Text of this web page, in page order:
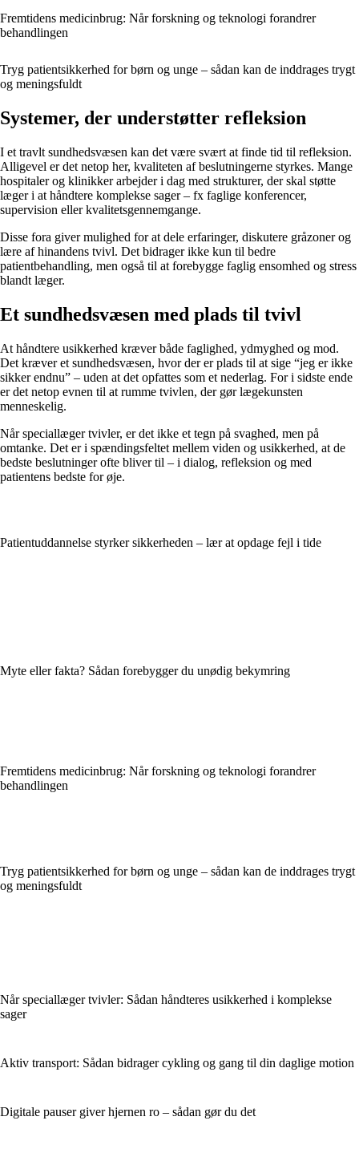
Fremtidens medicinbrug: Når forskning og teknologi forandrer
behandlingen
Tryg patientsikkerhed for børn og unge – sådan kan de inddrages trygt
og meningsfuldt
Systemer, der understøtter refleksion
I et travlt sundhedsvæsen kan det være svært at finde tid til refleksion.
Alligevel er det netop her, kvaliteten af beslutningerne styrkes. Mange
hospitaler og klinikker arbejder i dag med strukturer, der skal støtte
læger i at håndtere komplekse sager – fx faglige konferencer,
supervision eller kvalitetsgennemgange.
Disse fora giver mulighed for at dele erfaringer, diskutere gråzoner og
lære af hinandens tvivl. Det bidrager ikke kun til bedre
patientbehandling, men også til at forebygge faglig ensomhed og stress
blandt læger.
Et sundhedsvæsen med plads til tvivl
At håndtere usikkerhed kræver både faglighed, ydmyghed og mod.
Det kræver et sundhedsvæsen, hvor der er plads til at sige “jeg er ikke
sikker endnu” – uden at det opfattes som et nederlag. For i sidste ende
er det netop evnen til at rumme tvivlen, der gør lægekunsten
menneskelig.
Når speciallæger tvivler, er det ikke et tegn på svaghed, men på
omtanke. Det er i spændingsfeltet mellem viden og usikkerhed, at de
bedste beslutninger ofte bliver til – i dialog, refleksion og med
patientens bedste for øje.
Patientuddannelse styrker sikkerheden – lær at opdage fejl i tide
Myte eller fakta? Sådan forebygger du unødig bekymring
Fremtidens medicinbrug: Når forskning og teknologi forandrer
behandlingen
Tryg patientsikkerhed for børn og unge – sådan kan de inddrages trygt
og meningsfuldt
Når speciallæger tvivler: Sådan håndteres usikkerhed i komplekse
sager
Aktiv transport: Sådan bidrager cykling og gang til din daglige motion
Digitale pauser giver hjernen ro – sådan gør du det